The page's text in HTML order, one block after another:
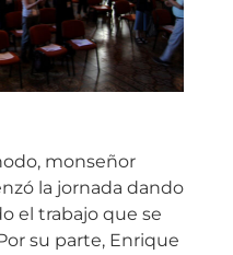
monseñor
la jornada dando
el trabajo que se
su parte, Enrique